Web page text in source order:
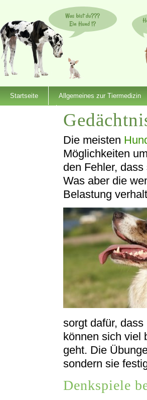
Startseite Allgemeines zur Tiermedizin
Die meisten
Möglichkeiten
den Fehler,
Was aber die
Belastung
sorgt dafür,
können sich viel
geht. Die
sondern sie
Denkspiele